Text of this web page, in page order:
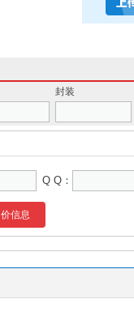
封装
Q Q：
信息